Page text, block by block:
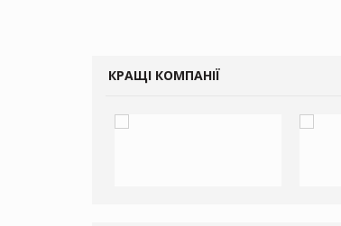
КРАЩІ КОМПАНІЇ